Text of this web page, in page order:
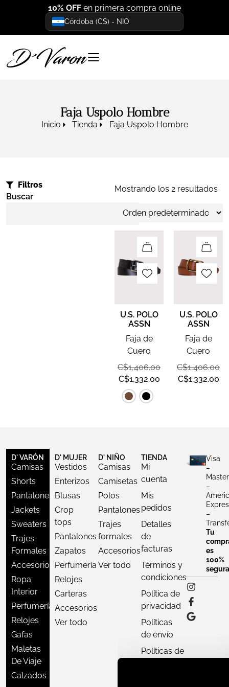
10% OFF en primera compra online
Córdoba (C$) - NIO
Faja Uspolo Hombre
Inicio Tienda Faja Uspolo Hombre
Filtros
Buscar
Mostrando los 2 resultados
U.S. POLO
ASSN
Faja de
Cuero
C$1,406.00
C$1,332.00
U.S. POLO
ASSN
Faja de
Cuero
C$1,406.00
C$1,332.00
D' VARÓN
Camisas
Shorts
Pantalones
Jackets
Sweaters
Trajes
Formales
Accesorios
Ropa
Interior
Perfumería
Relojes
Gafas
Maletas
De Viaje
Calzados
D' MUJER
Vestidos
Enterizos
Blusas
Crop
tops
Pantalones
Zapatos
Perfumería
Relojes
Carteras
Accesorios
Ver todo
D' NIÑO
Camisas
Camisetas
Polos
Pantalones
Trajes
formales
Accesorios
Ver todo
TIENDA
Mi
cuenta
Mis
pedidos
Detalles
de
facturas
Términos y
condiciones
Política de
privacidad
Políticas
de envío
Políticas de
Visa
–
–
–
Tu
es
100%
segura